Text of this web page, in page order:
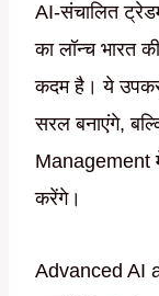
AI-संचालित
का लॉन्च भारत
कदम है। ये
सरल बनाएंगे,
Management
करेंगे।
Advanced AI